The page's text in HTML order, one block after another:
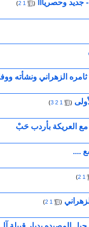
(
1
2
)
الزهراني ونشأته
(
1
2
3
)
العريكة بأردب حَبْ
....
1
2
)
(
1
2
)